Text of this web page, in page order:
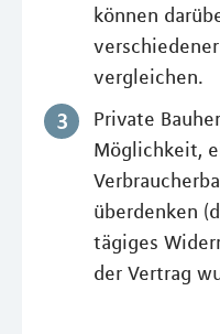
können
vergleichen.
Private
Möglichkeit,
überdenken
tägiges
der Vertrag